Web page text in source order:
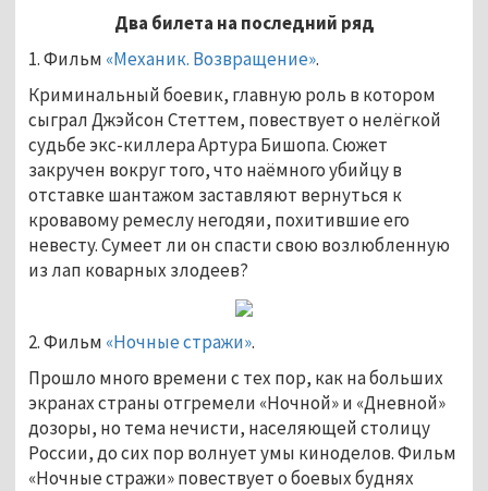
Два билета на последний ряд
1. Фильм «Механик. Возвращение».
Криминальный боевик, главную роль в котором
сыграл Джэйсон Стеттем, повествует о нелёгкой
судьбе экс-киллера Артура Бишопа. Сюжет
закручен вокруг того, что наёмного убийцу в
отставке шантажом заставляют вернуться к
кровавому ремеслу негодяи, похитившие его
невесту. Сумеет ли он спасти свою возлюбленную
из лап коварных злодеев?
2. Фильм «Ночные стражи».
Прошло много времени с тех пор, как на больших
экранах страны отгремели «Ночной» и «Дневной»
дозоры, но тема нечисти, населяющей столицу
России, до сих пор волнует умы киноделов. Фильм
«Ночные стражи» повествует о боевых буднях